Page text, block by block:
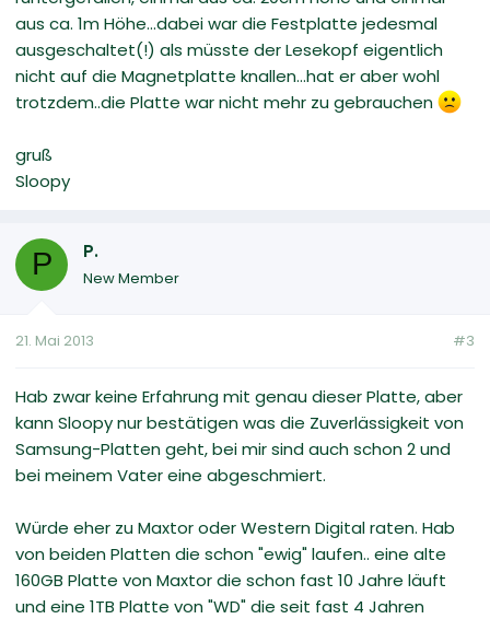
aus ca. 1m Höhe...dabei war die Festplatte jedesmal
ausgeschaltet(!) als müsste der Lesekopf eigentlich
nicht auf die Magnetplatte knallen...hat er aber wohl
trotzdem..die Platte war nicht mehr zu gebrauchen
gruß
Sloopy
P P.
New Member
21. Mai 2013 #3
Hab zwar keine Erfahrung mit genau dieser Platte, aber
kann Sloopy nur bestätigen was die Zuverlässigkeit von
Samsung-Platten geht, bei mir sind auch schon 2 und
bei meinem Vater eine abgeschmiert.
Würde eher zu Maxtor oder Western Digital raten. Hab
von beiden Platten die schon "ewig" laufen.. eine alte
160GB Platte von Maxtor die schon fast 10 Jahre läuft
und eine 1TB Platte von "WD" die seit fast 4 Jahren